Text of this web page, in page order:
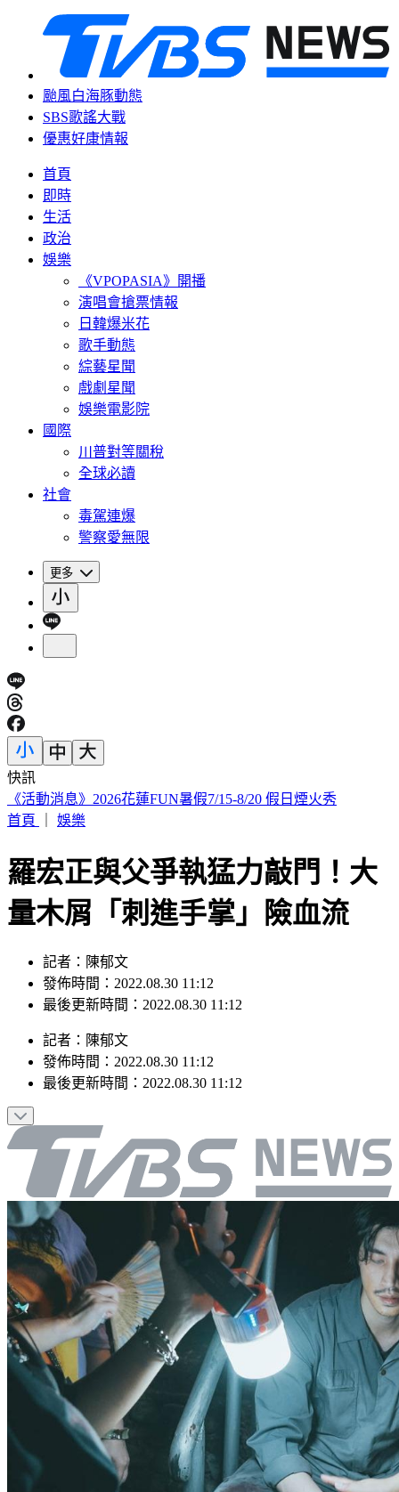
颱風白海豚動態
SBS歌謠大戰
優惠好康情報
首頁
即時
生活
政治
娛樂
《VPOPASIA》開播
演唱會搶票情報
日韓爆米花
歌手動態
綜藝星聞
戲劇星聞
娛樂電影院
國際
川普對等關稅
全球必讀
社會
毒駕連爆
警察愛無限
更多
快訊
印度女與兄大吵後暴走！ 竟朝9月大姪子嘴裡「猛灌強力
膠」
羅宏正與父爭執猛力敲門！大
量木屑「刺進手掌」險血流
記者：陳郁文
發佈時間：2022.08.30 11:12
記者：陳郁文
發佈時間：2022.08.30 11:12